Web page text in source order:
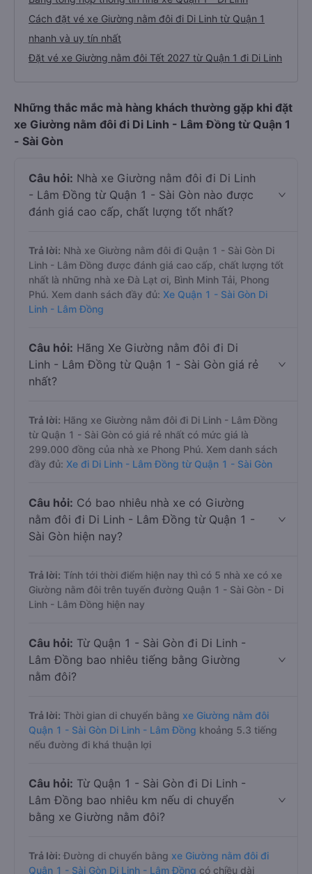
Cách đặt vé xe Giường nằm đôi đi Di Linh từ Quận 1
nhanh và uy tín nhất
Đặt vé xe Giường nằm đôi Tết 2027 từ Quận 1 đi Di Linh
Những thắc mắc mà hàng khách thường gặp khi đặt
xe Giường nằm đôi đi Di Linh - Lâm Đồng từ Quận 1
- Sài Gòn
Câu hỏi: Nhà xe Giường nằm đôi đi Di Linh
- Lâm Đồng từ Quận 1 - Sài Gòn nào được
đánh giá cao cấp, chất lượng tốt nhất?
Trả lời: Nhà xe Giường nằm đôi đi Quận 1 - Sài Gòn Di
Linh - Lâm Đồng được đánh giá cao cấp, chất lượng tốt
nhất là những nhà xe Đà Lạt ơi, Bình Minh Tải, Phong
Phú. Xem danh sách đầy đủ: Xe Quận 1 - Sài Gòn Di
Linh - Lâm Đồng
Câu hỏi: Hãng Xe Giường nằm đôi đi Di
Linh - Lâm Đồng từ Quận 1 - Sài Gòn giá rẻ
nhất?
Trả lời: Hãng xe Giường nằm đôi đi Di Linh - Lâm Đồng
từ Quận 1 - Sài Gòn có giá rẻ nhất có mức giá là
299.000 đồng của nhà xe Phong Phú. Xem danh sách
đầy đủ: Xe đi Di Linh - Lâm Đồng từ Quận 1 - Sài Gòn
Câu hỏi: Có bao nhiêu nhà xe có Giường
nằm đôi đi Di Linh - Lâm Đồng từ Quận 1 -
Sài Gòn hiện nay?
Trả lời: Tính tới thời điểm hiện nay thì có 5 nhà xe có xe
Giường nằm đôi trên tuyến đường Quận 1 - Sài Gòn - Di
Linh - Lâm Đồng hiện nay
Câu hỏi: Từ Quận 1 - Sài Gòn đi Di Linh -
Lâm Đồng bao nhiêu tiếng bằng Giường
nằm đôi?
Trả lời: Thời gian di chuyển bằng xe Giường nằm đôi
Quận 1 - Sài Gòn Di Linh - Lâm Đồng khoảng 5.3 tiếng
nếu đường đi khá thuận lợi
Câu hỏi: Từ Quận 1 - Sài Gòn đi Di Linh -
Lâm Đồng bao nhiêu km nếu di chuyển
bằng xe Giường nằm đôi?
Trả lời: Đường di chuyển bằng xe Giường nằm đôi đi
Quận 1 - Sài Gòn Di Linh - Lâm Đồng có chiều dài